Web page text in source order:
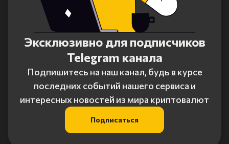
Эксклюзивно для подписчиков
Telegram канала
Подпишитесь на наш канал, будь в курсе
последних событий нашего сервиса и
интересных новостей из мира криптовалют
Подписаться